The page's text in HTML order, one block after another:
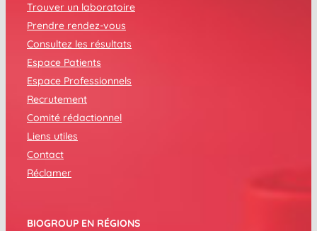
Trouver un laboratoire
Prendre rendez-vous
Consultez les résultats
Espace Patients
Espace Professionnels
Recrutement
Comité rédactionnel
Liens utiles
Contact
Réclamer
BIOGROUP EN RÉGIONS